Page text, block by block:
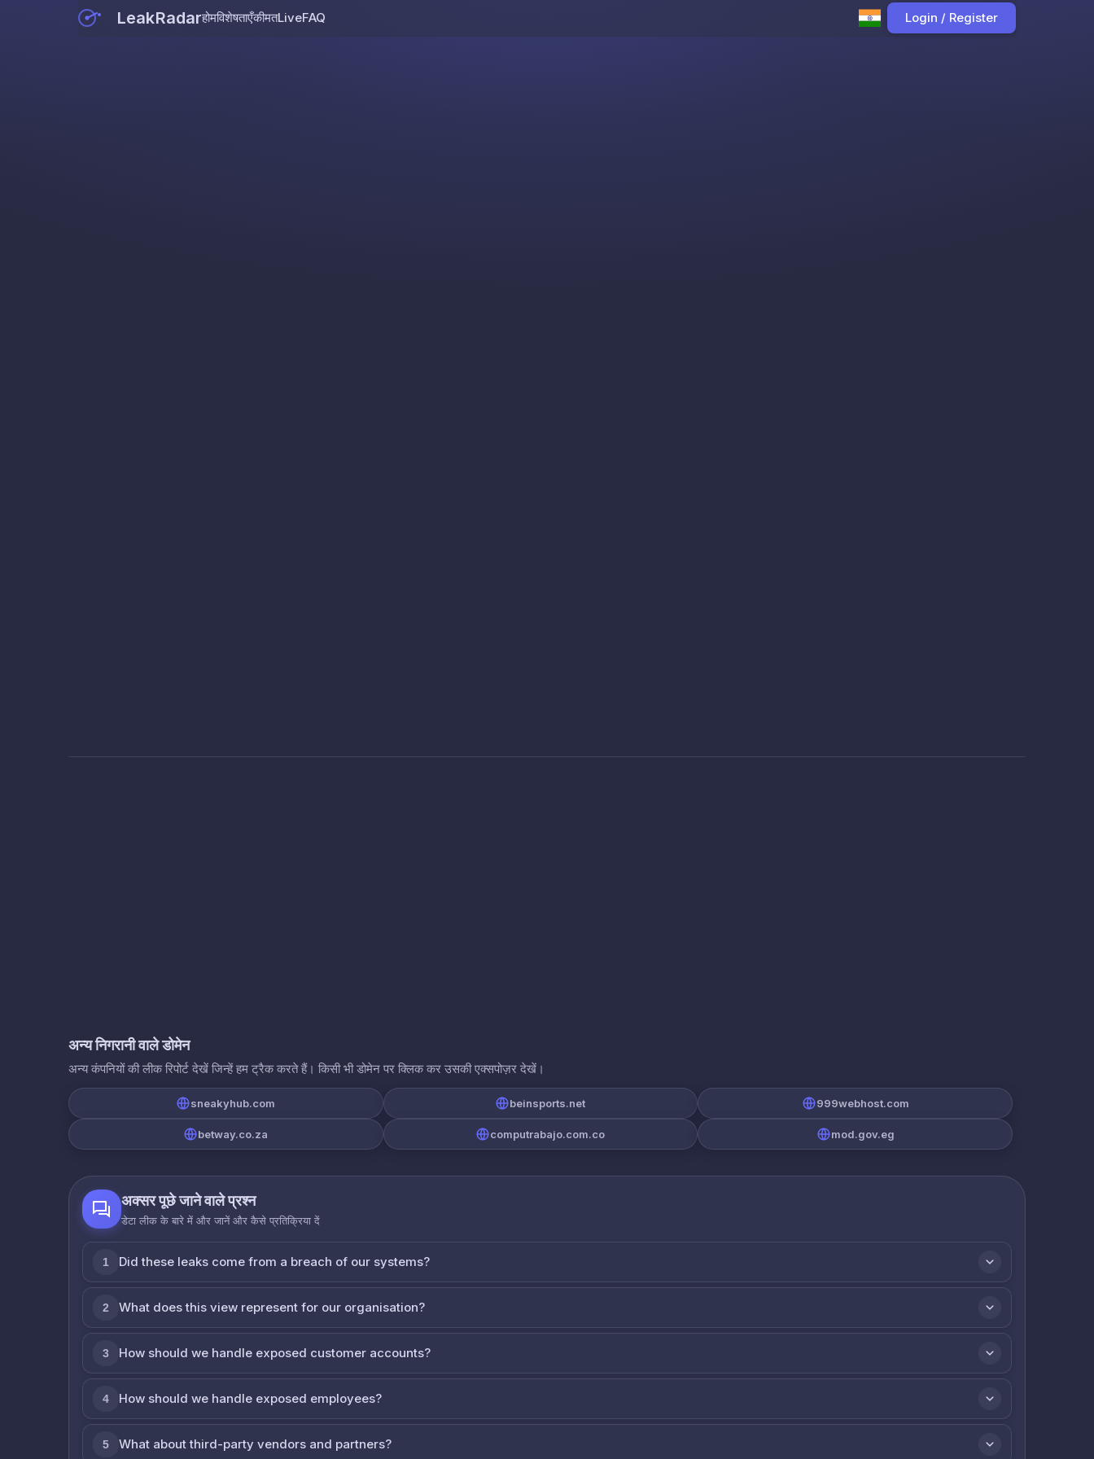
LeakRadarहोमविशेषताएँकीमतLiveFAQ Login / Register
अन्य निगरानी वाले डोमेन
अन्य कंपनियों की लीक रिपोर्ट देखें जिन्हें हम ट्रैक करते हैं। किसी भी डोमेन पर क्लिक कर उसकी एक्सपोज़र देखें।
sneakyhub.com beinsports.net 999webhost.com
betway.co.za computrabajo.com.co mod.gov.eg
अक्सर पूछे जाने वाले प्रश्न
डेटा लीक के बारे में और जानें और कैसे प्रतिक्रिया दें
1 Did these leaks come from a breach of our systems?
2 What does this view represent for our organisation?
3 How should we handle exposed customer accounts?
4 How should we handle exposed employees?
5 What about third-party vendors and partners?